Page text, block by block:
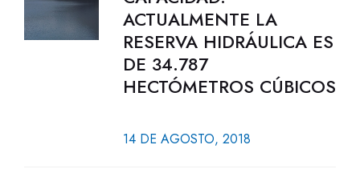
ACTUALMENTE LA
RESERVA HIDRÁULICA ES
DE 34.787
HECTÓMETROS CÚBICOS
14 DE AGOSTO, 2018